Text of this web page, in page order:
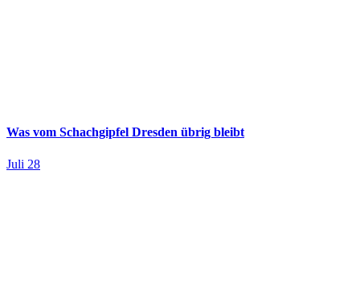
Was vom Schachgipfel Dresden übrig bleibt
Juli 28